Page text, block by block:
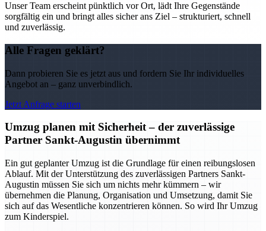
Unser Team erscheint pünktlich vor Ort, lädt Ihre Gegenstände
sorgfältig ein und bringt alles sicher ans Ziel – strukturiert, schnell
und zuverlässig.
Alle Fragen geklärt?
Dann probieren Sie es jetzt aus und fordern Sie Ihr individuelles
Angebot an – ganz unverbindlich.
Jetzt Anfrage starten
Umzug planen mit Sicherheit – der zuverlässige
Partner Sankt-Augustin übernimmt
Ein gut geplanter Umzug ist die Grundlage für einen reibungslosen
Ablauf. Mit der Unterstützung des zuverlässigen Partners Sankt-
Augustin müssen Sie sich um nichts mehr kümmern – wir
übernehmen die Planung, Organisation und Umsetzung, damit Sie
sich auf das Wesentliche konzentrieren können. So wird Ihr Umzug
zum Kinderspiel.